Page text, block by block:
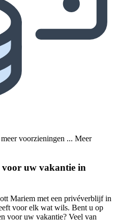
voorzieningen ... Meer
voor uw vakantie in
Mariem met een privéverblijf in
voor elk wat wils. Bent u op
voor uw vakantie? Veel van